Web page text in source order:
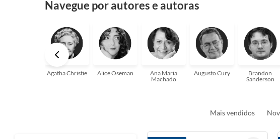
aqui para ajudar a
Navegue por autores e autoras
Agatha Christie Alice Oseman
Ana Maria
Machado
Augusto Cury
Brandon
Sanderson
Mais vendidos